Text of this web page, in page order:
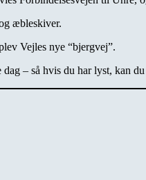
æbleskiver.
Vejles nye “bjergvej”.
– så hvis du har lyst, kan